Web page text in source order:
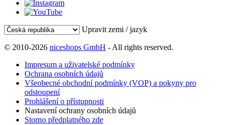
Upravit zemi / jazyk
© 2010-2026 niceshops GmbH - All rights reserved.
Impresum a uživatelské podmínky
Ochrana osobních údajů
Všeobecné obchodní podmínky (VOP) a pokyny pro
odstoupení
Prohlášení o přístupnosti
Nastavení ochrany osobních údajů
Storno předplatného zde